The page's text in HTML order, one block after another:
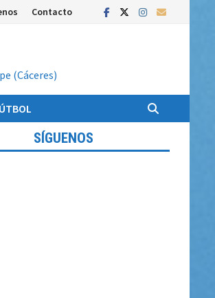
Contacto
(Cáceres)
SÍGUENOS